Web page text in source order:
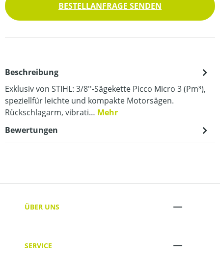
BESTELLANFRAGE SENDEN
Beschreibung
Exklusiv von STIHL: 3/8''-Sägekette Picco Micro 3 (Pm³),
speziellfür leichte und kompakte Motorsägen.
Rückschlagarm, vibrati… Mehr
Bewertungen
ÜBER UNS
SERVICE